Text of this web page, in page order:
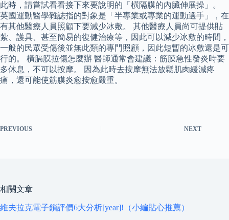
此時，請嘗試看看接下來要說明的「橫隔膜的內臟伸展操」。
英國運動醫學雜誌指的對象是「半專業或專業的運動選手」，在
有其他醫療人員照顧下要減少冰敷。 其他醫療人員尚可提供貼
紮、護具、甚至簡易的復健治療等，因此可以減少冰敷的時間，
一般的民眾受傷後並無此類的專門照顧，因此短暫的冰敷還是可
行的。 橫膈膜拉傷怎麼辦 醫師通常會建議：筋膜急性發炎時要
多休息，不可以按摩。 因為此時去按摩無法放鬆肌肉緩減疼
痛，還可能使筋膜炎愈按愈嚴重。
PREVIOUS NEXT
相關文章
維夫拉克電子鎖評價6大分析[year]!（小編貼心推薦）